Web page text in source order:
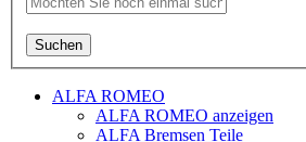
Suchen
ALFA ROMEO
ALFA ROMEO anzeigen
ALFA Bremsen Teile